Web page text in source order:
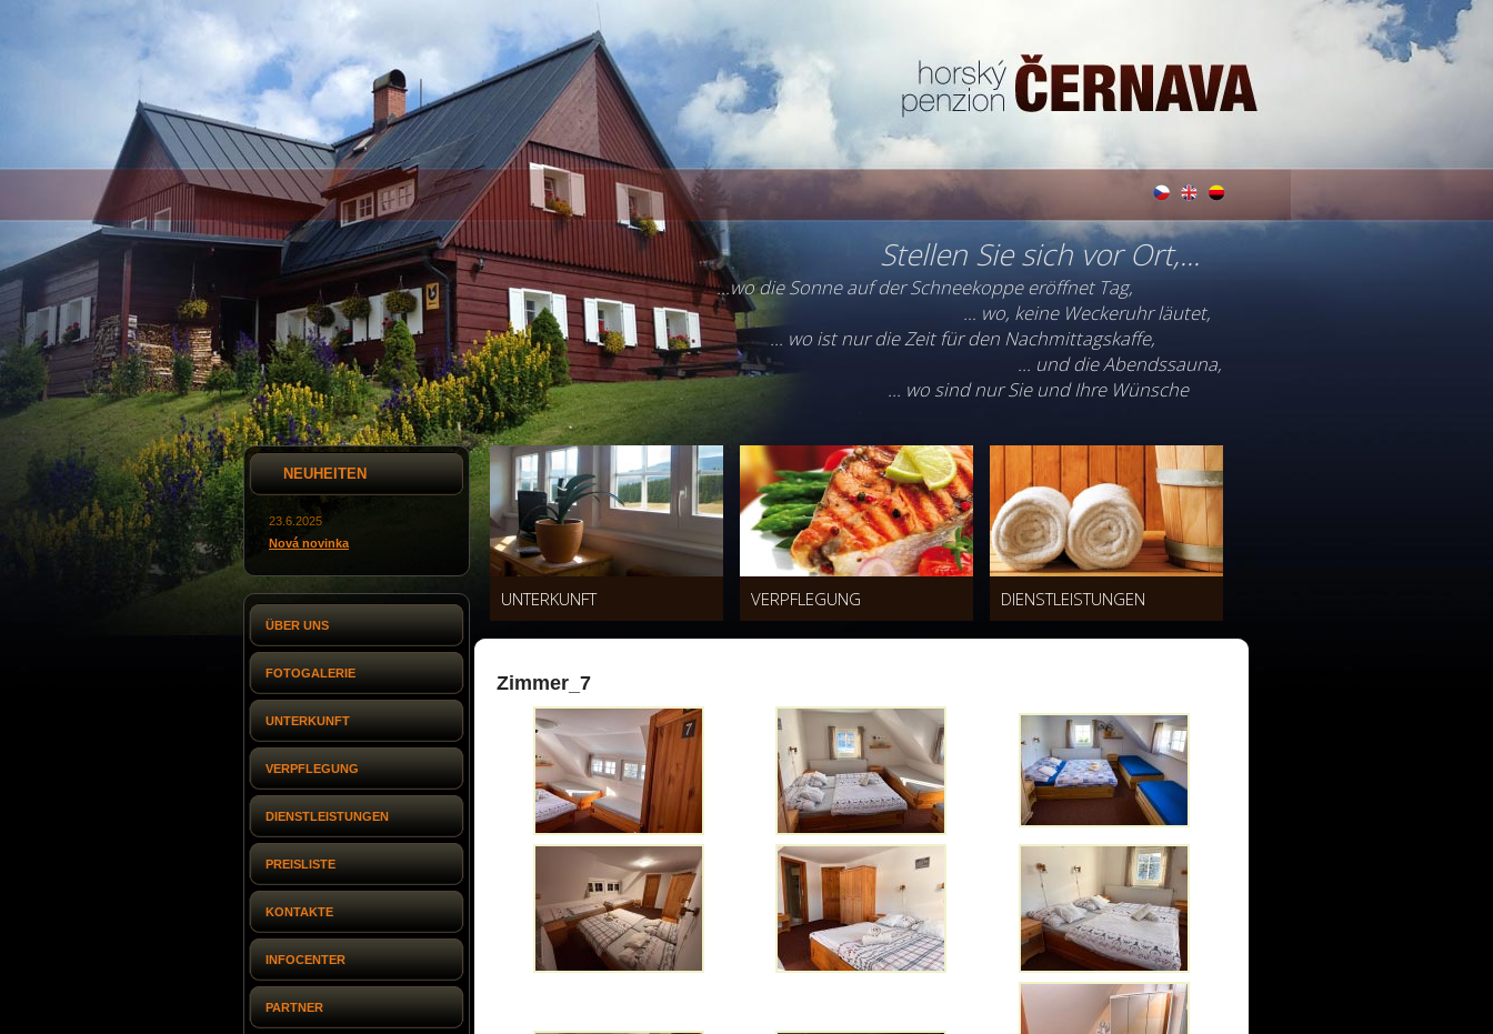
Stellen Sie sich vor Ort,...
…wo die Sonne auf der Schneekoppe eröffnet Tag,
… wo, keine Weckeruhr läutet,
... wo ist nur die Zeit für den Nachmittagskaffe,
... und die Abendssauna,
... wo sind nur Sie und Ihre Wünsche
NEUHEITEN
23.6.2025
Nová novinka
ÜBER UNS
FOTOGALERIE
UNTERKUNFT
VERPFLEGUNG
DIENSTLEISTUNGEN
PREISLISTE
KONTAKTE
INFOCENTER
PARTNER
UNTERKUNFT VERPFLEGUNG DIENSTLEISTUNGEN
Zimmer_7